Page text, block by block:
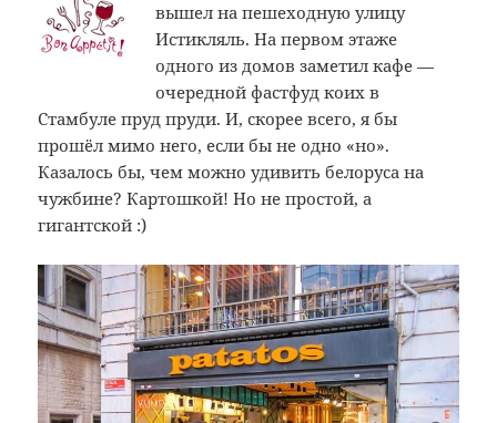
вышел на пешеходную улицу
Истикляль. На первом этаже
одного из домов заметил кафе —
очередной фастфуд коих в
Стамбуле пруд пруди. И, скорее всего, я бы
прошёл мимо него, если бы не одно «но».
Казалось бы, чем можно удивить белоруса на
чужбине? Картошкой! Но не простой, а
гигантской :)